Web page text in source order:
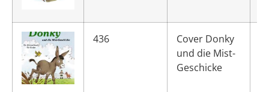
436
Cover Donky
und die Mist-
Geschicke